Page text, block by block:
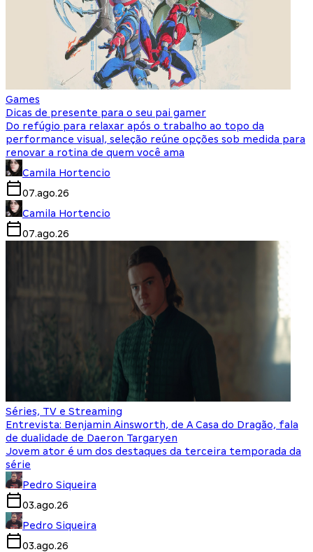
Games
Dicas de presente para o seu pai gamer
Do refúgio para relaxar após o trabalho ao topo da
performance visual, seleção reúne opções sob medida para
renovar a rotina de quem você ama
Camila Hortencio
07.ago.26
Camila Hortencio
07.ago.26
Séries, TV e Streaming
Entrevista: Benjamin Ainsworth, de A Casa do Dragão, fala
de dualidade de Daeron Targaryen
Jovem ator é um dos destaques da terceira temporada da
série
Pedro Siqueira
03.ago.26
Pedro Siqueira
03.ago.26